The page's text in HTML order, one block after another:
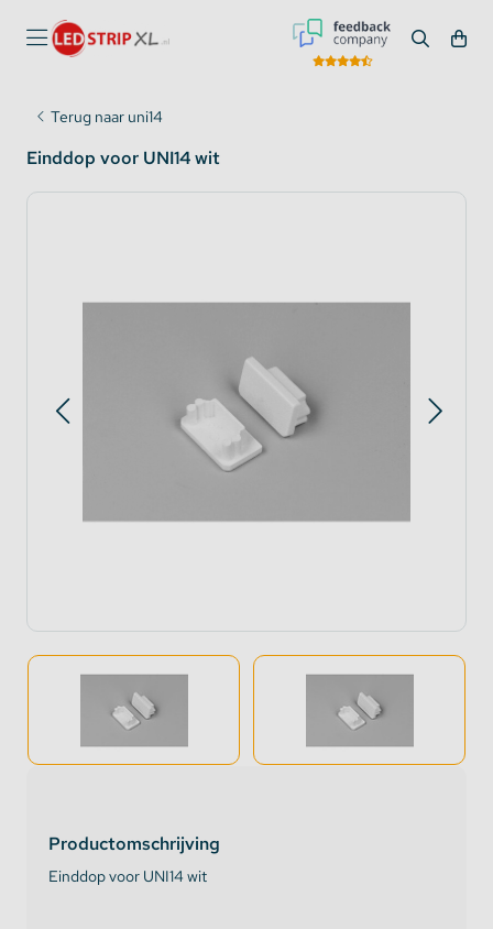
Terug naar uni14
Einddop voor UNI14 wit
Productomschrijving
Einddop voor UNI14 wit